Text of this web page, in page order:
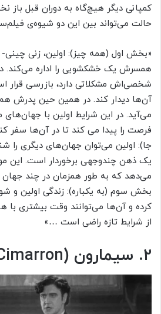
کمپانی دیگر هیچ‌گاه به دوران قبل باز
حالت می‌تواند بین این دو شیوه‌ی
«بخش اول (همه چیز): اولین، زنی
همسرش یک خشکشویی را اداره می‌کند.
شخصی‌اش مشکلاتی دارد، بازرسی
آن‌ها دیدار کند. در همین حین پدرش
می‌آید. در این شرایط اولین با
فرصت را پیدا می کند تا در آن‌ها
جا): اولین می‌توان جهان‌های دیگری را
یک ذهن چندوجهی برخوردار است. این
می‌دهد که به طور همزمان در چند
بخش سوم (به یکباره): زندگی اولین و
کرده و آن‌ها می‌توانند وقت بیشتری با
از شرایط تازه راضی است …»
۲. سیمارون (Cimarron)